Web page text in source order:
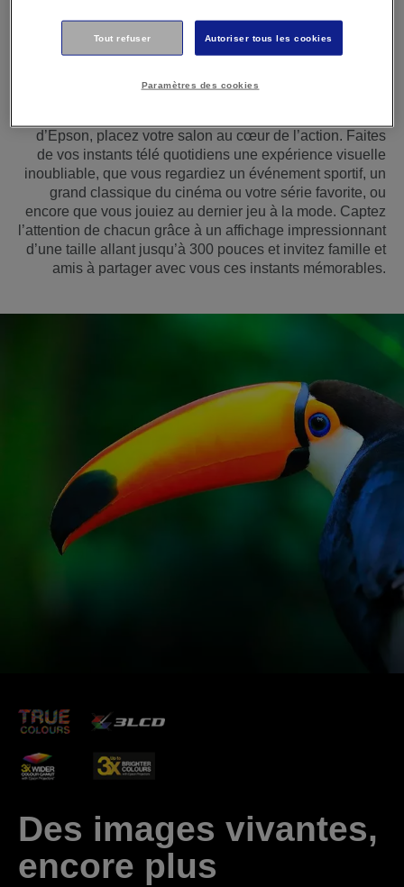
La taille d’image
d’Epson, placez votre salon au cœur de l’action. Faites
de vos instants télé quotidiens une expérience visuelle
inoubliable, que vous regardiez un événement sportif, un
grand classique du cinéma ou votre série favorite, ou
encore que vous jouiez au dernier jeu à la mode. Captez
l’attention de chacun grâce à un affichage impressionnant
d’une taille allant jusqu’à 300 pouces et invitez famille et
amis à partager avec vous ces instants mémorables.
Des images vivantes,
encore plus
Tout refuser Autoriser tous les cookies
Paramètres des cookies